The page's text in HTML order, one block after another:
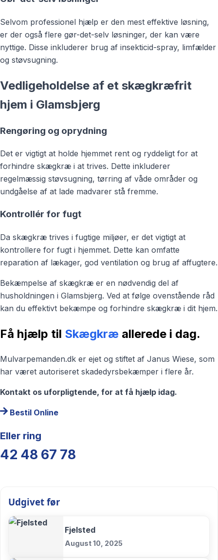
Selvom professionel hjælp er den mest effektive løsning,
er der også flere gør-det-selv løsninger, der kan være
nyttige. Disse inkluderer brug af insekticid-spray, limfælder
og støvsugning.
Vedligeholdelse af et skægkræfrit
hjem i Glamsbjerg
Rengøring og oprydning
Det er vigtigt at holde hjemmet rent og ryddeligt for at
forhindre skægkræ i at trives. Dette inkluderer
regelmæssig støvsugning, tørring af våde områder og
undgåelse af at lade madvarer stå fremme.
Kontrollér for fugt
Da skægkræ trives i fugtige miljøer, er det vigtigt at
kontrollere for fugt i hjemmet. Dette kan omfatte
reparation af lækager, god ventilation og brug af affugtere.
Bekæmpelse af skægkræ er en nødvendig del af
husholdningen i Glamsbjerg. Ved at følge ovenstående råd
kan du effektivt bekæmpe og forhindre skægkræ i dit hjem.
Få hjælp til Skægkræ allerede i dag.
Mulvarpemanden.dk er ejet og stiftet af Janus Wiese, som
har været autoriseret skadedyrsbekæmper i flere år.
Kontakt os uforpligtende, for at få hjælp idag.
Bestil Online
Eller ring
42 48 67 78
Udgivet før
Fjelsted
August 10, 2025